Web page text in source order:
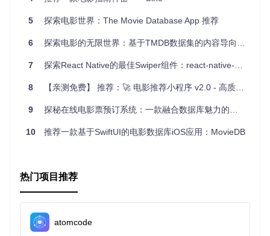
TypeScript：提升代码质量和类型安全性。
Redux-Saga：处理异步操作，使业务逻辑更清晰。
Fast Image和Gesture Handler：优化图像加载速度和响
应用户的触摸手势。
应用场景
对电影有浓厚兴趣，想随时了解最新电影信息的影迷。
项目特点
兼容性
：支持React Native 0.60+，可在Android和iOS平台
上顺畅运行。
5 探索电影世界：The Movie Database App 推荐
6 探索电影的无限世界：基于TMDB数据集的内容导向电影推荐系统
7 探索React Native的最佳Swiper组件：react-native-swiper
8 【亲测免费】 推荐：🚀 电影推荐小程序 v2.0 - 高质量观影新体验！
9 探秘在线电影票预订系统：一款融合数据库魅力的开源宝藏
10 推荐一款基于SwiftUI的电影数据库iOS应用：MovieDB
热门项目推荐
atomcode